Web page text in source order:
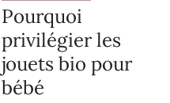
Pourquoi
privilégier les
jouets bio pour
bébé